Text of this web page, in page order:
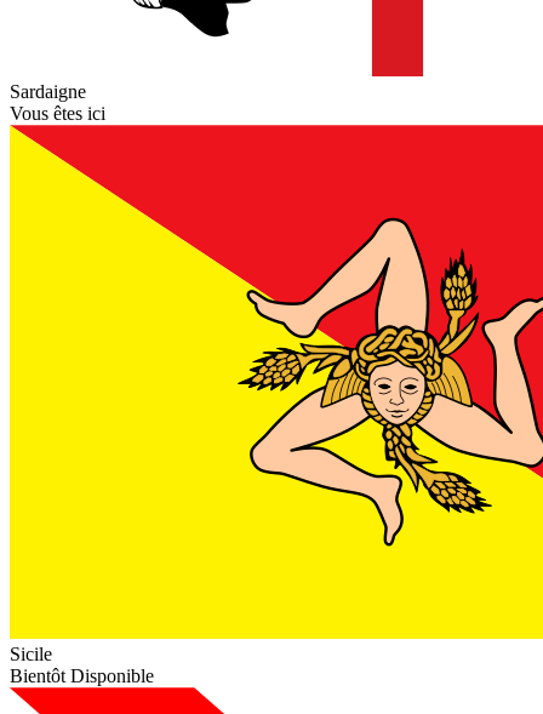
Sardaigne
Vous êtes ici
Sicile
Bientôt Disponible